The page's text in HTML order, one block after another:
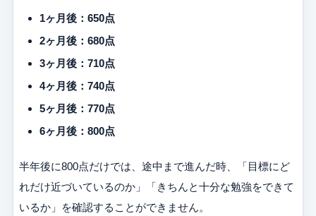
1ヶ月後：650点
2ヶ月後：680点
3ヶ月後：710点
4ヶ月後：740点
5ヶ月後：770点
6ヶ月後：800点
半年後に800点だけでは、途中まで進んだ時、「目標にど
れだけ近づいているのか」「きちんと十分な勉強をできて
いるか」を確認することができません。